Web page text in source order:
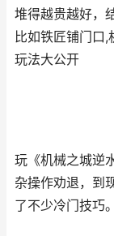
堆得越贵越好，
比如铁匠铺门口
玩法大公开
玩《机械之城逆
杂操作劝退，到
了不少冷门技巧